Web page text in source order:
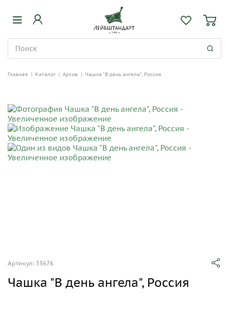
Главная | Каталог | Архив | Чашка "В день ангела", Россия
Артикул: 33676
Чашка "В день ангела", Россия